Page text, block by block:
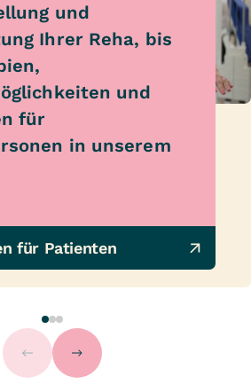
und
Ihrer Reha, bis
und
für
in unserem
für Patienten